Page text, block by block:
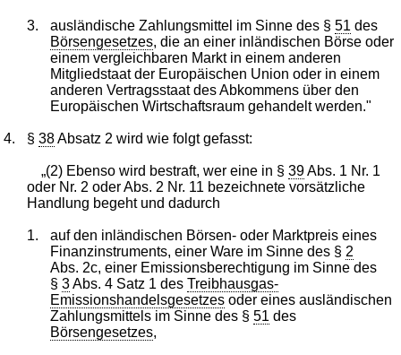
3. ausländische Zahlungsmittel im Sinne des § 51 des
Börsengesetzes, die an einer inländischen Börse oder
einem vergleichbaren Markt in einem anderen
Mitgliedstaat der Europäischen Union oder in einem
anderen Vertragsstaat des Abkommens über den
Europäischen Wirtschaftsraum gehandelt werden."
4. §38Absatz 2 wird wie folgt gefasst:
„(2) Ebenso wird bestraft, wer eine in §39Abs. 1 Nr. 1
oder Nr. 2 oder Abs. 2 Nr. 11 bezeichnete vorsätzliche
Handlung begeht und dadurch
1.
auf den inländischen Börsen- oder Marktpreis eines
Finanzinstruments, einer Ware im Sinne des § 2
Abs. 2c, einer Emissionsberechtigung im Sinne des
§ 3Abs. 4 Satz 1 des Treibhausgas-
Emissionshandelsgesetzesoder eines ausländischen
Zahlungsmittels im Sinne des § 51 des
Börsengesetzes,